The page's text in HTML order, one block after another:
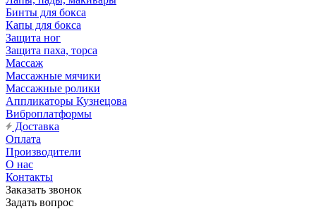
Бинты для бокса
Капы для бокса
Защита ног
Защита паха, торса
Массаж
Массажные мячики
Массажные ролики
Аппликаторы Кузнецова
Виброплатформы
Доставка
Оплата
Производители
О нас
Контакты
Заказать звонок
Задать вопрос